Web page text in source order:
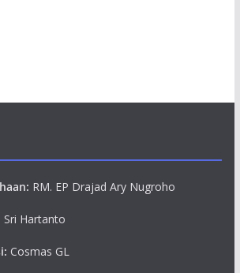
RM. EP Drajad Ary Nugroho
Sri Hartanto
Cosmas GL